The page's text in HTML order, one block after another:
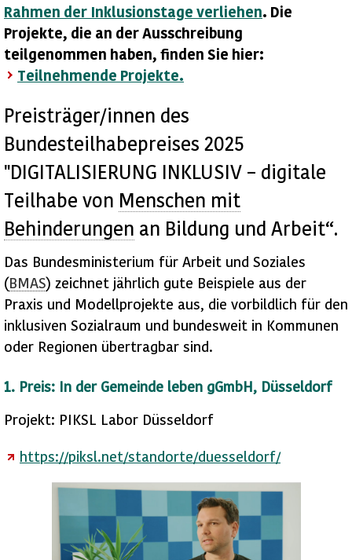
Rahmen der Inklusionstage verliehen. Die
Projekte, die an der Ausschreibung
teilgenommen haben, finden Sie hier:
Teilnehmende Projekte.
Preisträger/innen des
Bundesteilhabepreises 2025
"DIGITALISIERUNG INKLUSIV – digitale
Teilhabe von Menschen mit
Behinderungen an Bildung und Arbeit“.
Das Bundesministerium für Arbeit und Soziales
(BMAS) zeichnet jährlich gute Beispiele aus der
Praxis und Modellprojekte aus, die vorbildlich für den
inklusiven Sozialraum und bundesweit in Kommunen
oder Regionen übertragbar sind.
1. Preis: In der Gemeinde leben gGmbH, Düsseldorf
Projekt: PIKSL Labor Düsseldorf
https://piksl.net/standorte/duesseldorf/